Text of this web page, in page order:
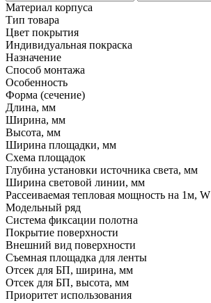
Материал корпуса
Тип товара
Цвет покрытия
Индивидуальная покраска
Назначение
Способ монтажа
Особенность
Форма (сечение)
Длина, мм
Ширина, мм
Высота, мм
Ширина площадки, мм
Схема площадок
Глубина установки источника света, мм
Ширина световой линии, мм
Рассеиваемая тепловая мощность на 1м, W
Модельный ряд
Система фиксации полотна
Покрытие поверхности
Внешний вид поверхности
Съемная площадка для ленты
Отсек для БП, ширина, мм
Отсек для БП, высота, мм
Приоритет использования